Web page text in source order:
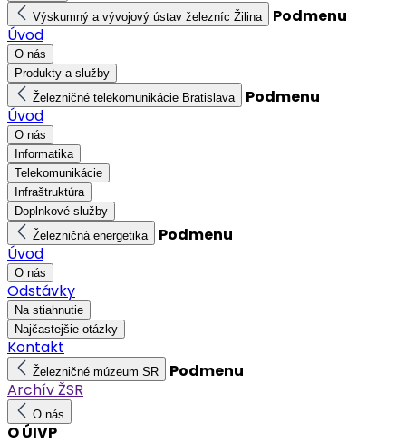
Výskumný a vývojový ústav železníc Žilina
Podmenu
Úvod
O nás
Produkty a služby
Železničné telekomunikácie Bratislava
Podmenu
Úvod
O nás
Informatika
Telekomunikácie
Infraštruktúra
Doplnkové služby
Železničná energetika
Podmenu
Úvod
O nás
Odstávky
Na stiahnutie
Najčastejšie otázky
Kontakt
Železničné múzeum SR
Podmenu
Archív ŽSR
O nás
O ÚIVP